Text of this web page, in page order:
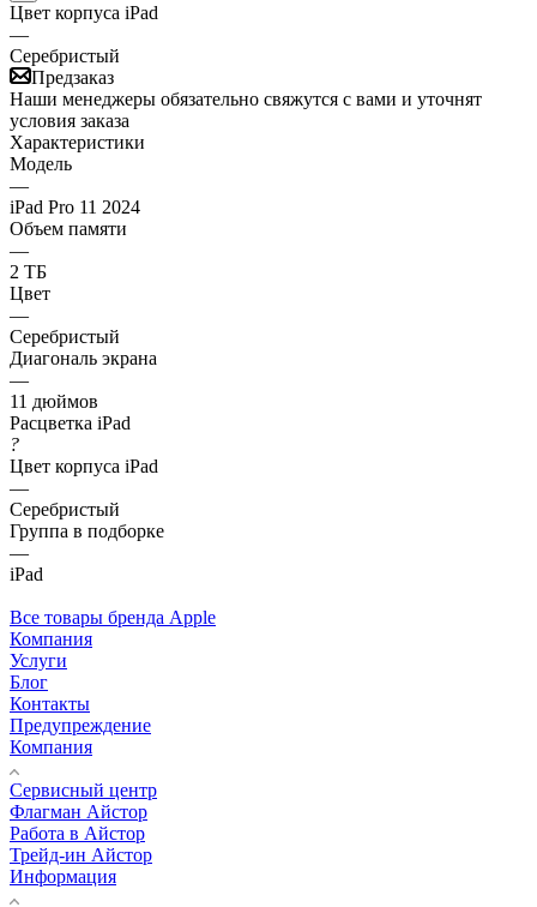
Цвет корпуса iPad
—
Серебристый
Предзаказ
Наши менеджеры обязательно свяжутся с вами и уточнят
условия заказа
Характеристики
Модель
—
iPad Pro 11 2024
Объем памяти
—
2 ТБ
Цвет
—
Серебристый
Диагональ экрана
—
11 дюймов
Расцветка iPad
?
Цвет корпуса iPad
—
Серебристый
Группа в подборке
—
iPad
Все товары бренда Apple
Компания
Услуги
Блог
Контакты
Предупреждение
Компания
Сервисный центр
Флагман Айстор
Работа в Айстор
Трейд-ин Айстор
Информация